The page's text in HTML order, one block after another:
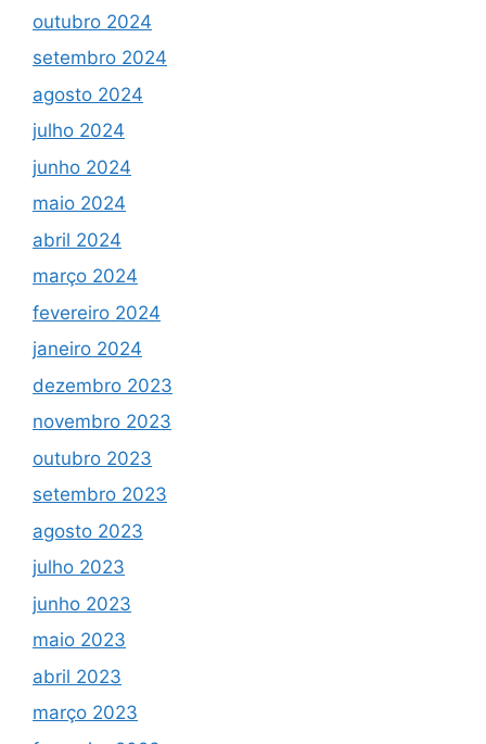
outubro 2024
setembro 2024
agosto 2024
julho 2024
junho 2024
maio 2024
abril 2024
março 2024
fevereiro 2024
janeiro 2024
dezembro 2023
novembro 2023
outubro 2023
setembro 2023
agosto 2023
julho 2023
junho 2023
maio 2023
abril 2023
março 2023